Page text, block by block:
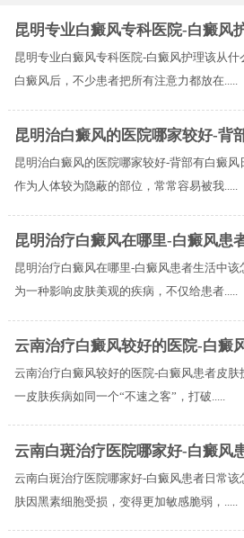
昆明专业白癜风专科医院-白癜风
昆明专业白癜风专科医院-白癜风护理该从
白癜风后，不少患者把所有注意力都放在.....
昆明治白癜风的医院哪家较好-背
昆明治白癜风的医院哪家较好-背部有白癜
作为人体较为隐蔽的部位，常常容易被我.....
昆明治疗白癜风在哪里-白癜风患
昆明治疗白癜风在哪里-白癜风患者生活中
为一种影响皮肤美观的疾病，不仅给患者.....
云南治疗白癜风较好的医院-白癜
云南治疗白癜风较好的医院-白癜风患者皮
一皮肤疾病如同一个“不速之客”，打破.....
云南白斑治疗医院哪家好-白癜风
云南白斑治疗医院哪家好-白癜风患者日常
肤因黑素细胞受损，变得更加敏感脆弱，.....